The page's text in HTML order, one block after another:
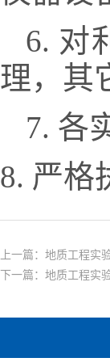
6. 对
理，其
7. 各
8. 严格
上一篇： 地质工程实
下一篇： 地质工程实